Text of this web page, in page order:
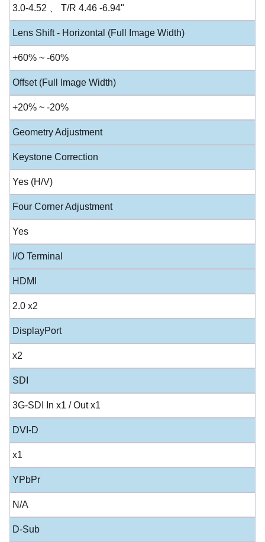
3.0-4.52 、 T/R 4.46 -6.94"
Lens Shift - Horizontal (Full Image Width)
+60% ~ -60%
Offset (Full Image Width)
+20% ~ -20%
Geometry Adjustment
Keystone Correction
Yes (H/V)
Four Corner Adjustment
Yes
I/O Terminal
HDMI
2.0 x2
DisplayPort
x2
SDI
3G-SDI In x1 / Out x1
DVI-D
x1
YPbPr
N/A
D-Sub